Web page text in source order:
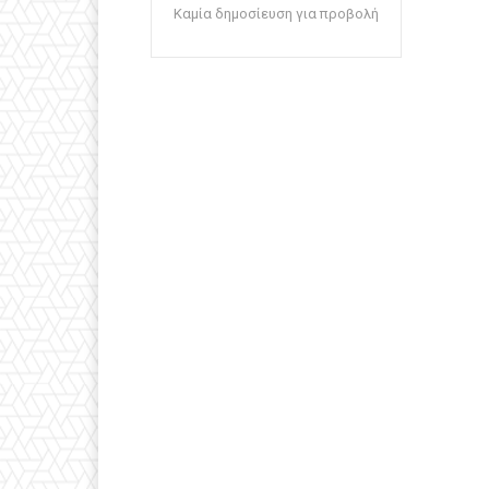
Καμία δημοσίευση για προβολή